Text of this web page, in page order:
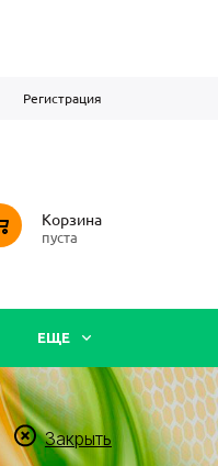
Регистрация
0 Корзина
пуста
ЕЩЕ
Закрыть